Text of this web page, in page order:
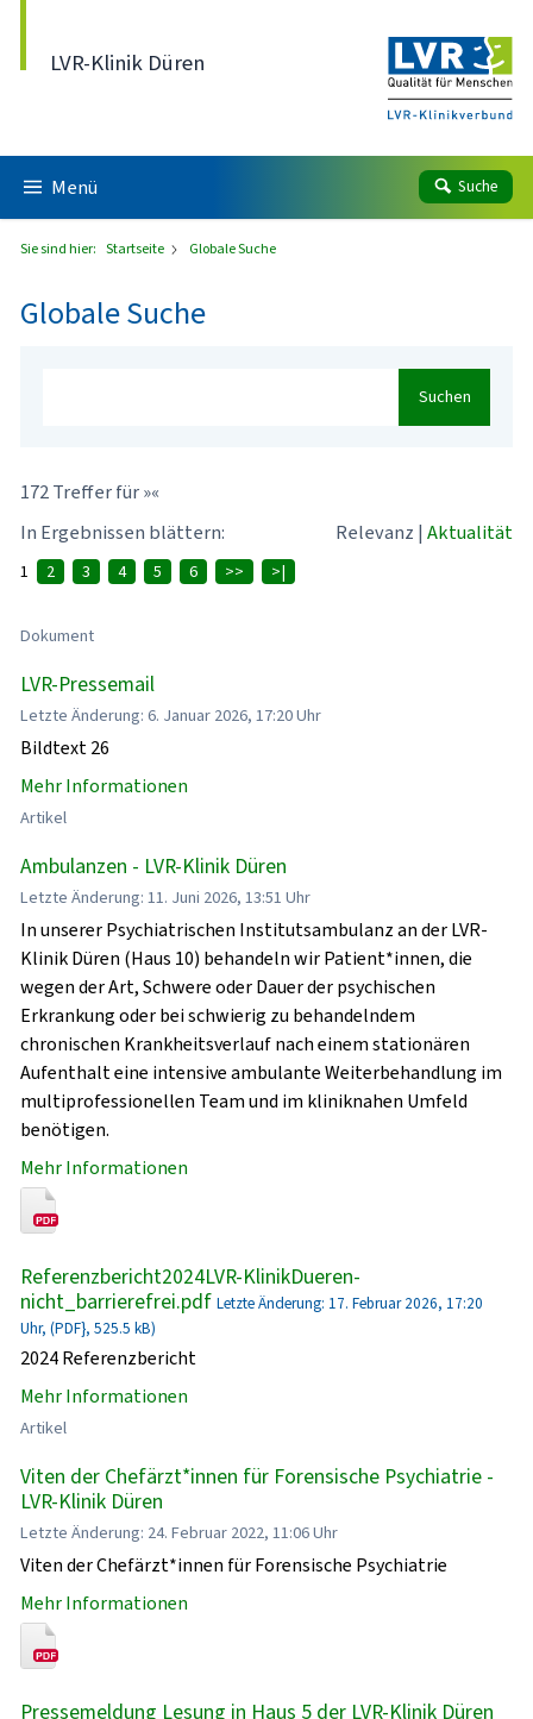
LVR-Klinik Düren
Menü Suche
Sie sind hier: Startseite Globale Suche
Globale Suche
Suchen
172 Treffer für »«
In Ergebnissen blättern:
Relevanz | Aktualität
1 2 3 4 5 6 >> >|
Dokument
LVR-Pressemail
Letzte Änderung: 6. Januar 2026, 17:20 Uhr
Bildtext 26
Mehr Informationen
Artikel
Ambulanzen - LVR-Klinik Düren
Letzte Änderung: 11. Juni 2026, 13:51 Uhr
In unserer Psychiatrischen Institutsambulanz an der LVR-
Klinik Düren (Haus 10) behandeln wir Patient*innen, die
wegen der Art, Schwere oder Dauer der psychischen
Erkrankung oder bei schwierig zu behandelndem
chronischen Krankheitsverlauf nach einem stationären
Aufenthalt eine intensive ambulante Weiterbehandlung im
multiprofessionellen Team und im kliniknahen Umfeld
benötigen.
Mehr Informationen
Referenzbericht2024LVR-KlinikDueren-
nicht_barrierefrei.pdf Letzte Änderung: 17. Februar 2026, 17:20
Uhr, (PDF}, 525.5 kB)
2024 Referenzbericht
Mehr Informationen
Artikel
Viten der Chefärzt*innen für Forensische Psychiatrie -
LVR-Klinik Düren
Letzte Änderung: 24. Februar 2022, 11:06 Uhr
Viten der Chefärzt*innen für Forensische Psychiatrie
Mehr Informationen
Pressemeldung Lesung in Haus 5 der LVR-Klinik Düren